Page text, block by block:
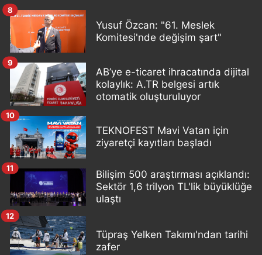
Yusuf Özcan: "61. Meslek
Komitesi'nde değişim şart"
8
AB’ye e-ticaret ihracatında dijital
kolaylık: A.TR belgesi artık
otomatik oluşturuluyor
9
TEKNOFEST Mavi Vatan için
ziyaretçi kayıtları başladı
10
Bilişim 500 araştırması açıklandı:
Sektör 1,6 trilyon TL'lik büyüklüğe
ulaştı
11
Tüpraş Yelken Takımı'ndan tarihi
zafer
12